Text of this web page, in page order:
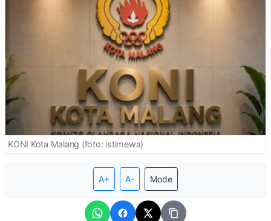
KONI Kota Malang (foto: istimewa)
A+ A- Mode